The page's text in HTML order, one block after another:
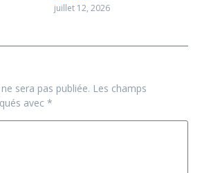
juillet 12, 2026
sera pas publiée. Les champs
avec *